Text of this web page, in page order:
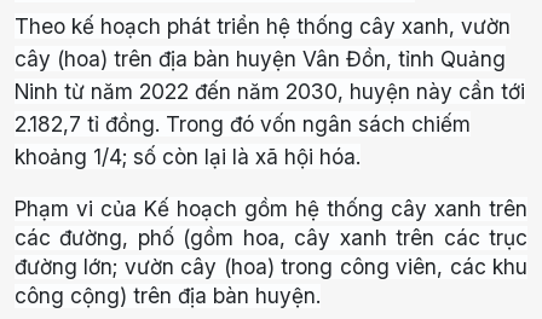
Theo kế hoạch phát triển hệ thống cây xanh, vườn
cây (hoa) trên địa bàn huyện Vân Đồn, tỉnh Quảng
Ninh từ năm 2022 đến năm 2030, huyện này cần tới
2.182,7 tỉ đồng. Trong đó vốn ngân sách chiếm
khoảng 1/4; số còn lại là xã hội hóa.
Phạm vi của Kế hoạch gồm hệ thống cây xanh trên
các đường, phố (gồm hoa, cây xanh trên các trục
đường lớn; vườn cây (hoa) trong công viên, các khu
công cộng) trên địa bàn huyện.